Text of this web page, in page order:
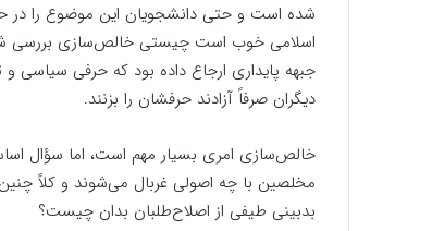
شده است و حتی دانشجویان این موضوع را در
اسلامی خوب است چیستی خالص‌سازی بررسی
جبهه پایداری ارجاع داده بود که حرفی سیاسی و
دیگران صرفاً آزادند حرفشان را بزنند.
خالص‌سازی امری بسیار مهم است، اما سؤال
مخلصین با چه اصولی غربال می‌شوند و کلاً
بدبینی طیفی از اصلاح‌طلبان بدان چیست؟